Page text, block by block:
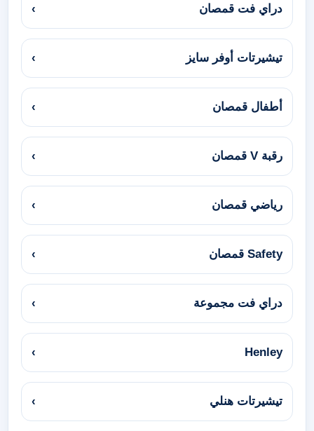
دراي فت قمصان ›
تيشيرتات أوفر سايز ›
أطفال قمصان ›
رقبة V قمصان ›
رياضي قمصان ›
Safety قمصان ›
دراي فت مجموعة ›
Henley
›
تيشيرتات هنلي ›